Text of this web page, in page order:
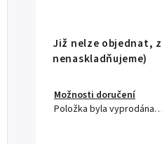
Již nelze objednat,
nenaskladňujeme)
Možnosti doručení
Položka byla vyprodána…